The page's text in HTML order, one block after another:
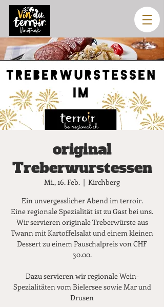
original
Treberwurstessen
Mi., 16. Feb.
  |
Kirchberg
Ein unvergesslicher Abend im terroir.
Eine regionale Spezialität ist zu Gast bei uns.
Wir servieren originale Treberwürste aus
Twann mit Kartoffelsalat und einem kleinen
Dessert zu einem Pauschalpreis von CHF
30.00.
Dazu servieren wir regionale Wein-
Spezialitäten vom Bielersee sowie Mar und
Drusen